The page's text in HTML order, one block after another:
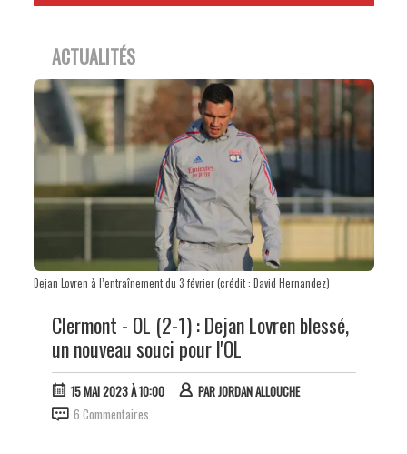
ACTUALITÉS
Dejan Lovren à l’entraînement du 3 février (crédit : David Hernandez)
Clermont - OL (2-1) : Dejan Lovren blessé,
un nouveau souci pour l'OL
15 MAI 2023 À 10:00 PARJORDAN ALLOUCHE
6 Commentaires